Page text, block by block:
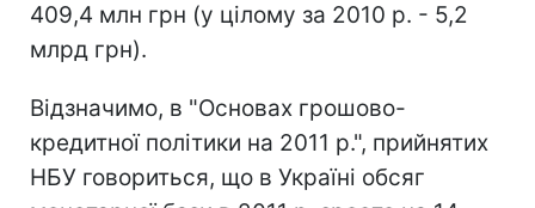
409,4 млн грн (у цілому за 2010 р. - 5,2
млрд грн).
Відзначимо, в "Основах грошово-
кредитної політики на 2011 р.", прийнятих
НБУ говориться, що в Україні обсяг